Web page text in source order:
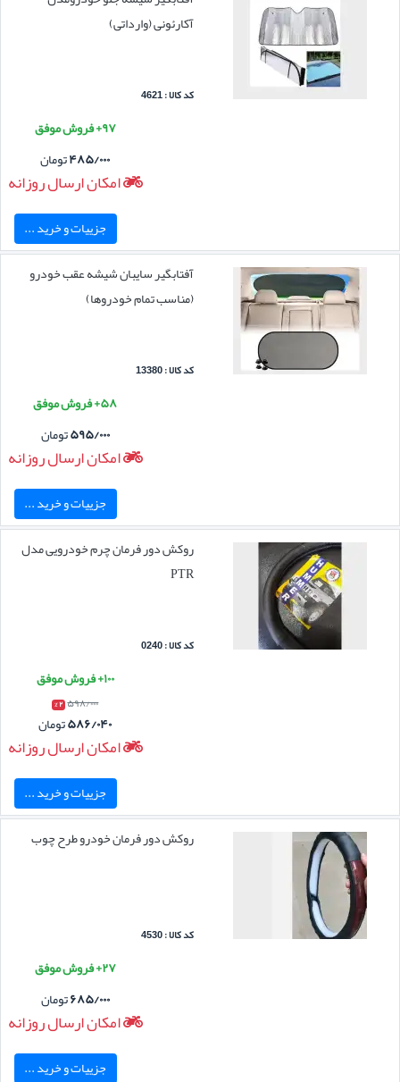
آکارئونی (وارداتی)
کد کالا : 4621
۹۷+ فروش موفق
۴۸۵/۰۰۰تومان
امکان ارسال روزانه
جزییات و خرید ...
آفتابگیر سایبان شیشه عقب خودرو
(مناسب تمام خودروها)
کد کالا : 13380
۵۸+ فروش موفق
۵۹۵/۰۰۰تومان
امکان ارسال روزانه
جزییات و خرید ...
روکش دور فرمان چرم خودرویی مدل
PTR
کد کالا : 0240
۱۰۰+ فروش موفق
۵۹۸/۰۰۰ ۲ %
۵۸۶/۰۴۰تومان
امکان ارسال روزانه
جزییات و خرید ...
روکش دور فرمان خودرو طرح چوب
کد کالا : 4530
۲۷+ فروش موفق
۶۸۵/۰۰۰تومان
امکان ارسال روزانه
جزییات و خرید ...